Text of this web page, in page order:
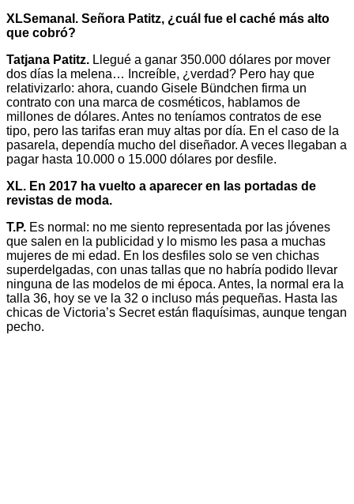
XLSemanal. Señora Patitz, ¿cuál fue el caché más alto
que cobró?
Tatjana Patitz. Llegué a ganar 350.000 dólares por mover
dos días la melena… Increíble, ¿verdad? Pero hay que
relativizarlo: ahora, cuando Gisele Bündchen firma un
contrato con una marca de cosméticos, hablamos de
millones de dólares. Antes no teníamos contratos de ese
tipo, pero las tarifas eran muy altas por día. En el caso de la
pasarela, dependía mucho del diseñador. A veces llegaban a
pagar hasta 10.000 o 15.000 dólares por desfile.
XL. En 2017 ha vuelto a aparecer en las portadas de
revistas de moda.
T.P. Es normal: no me siento representada por las jóvenes
que salen en la publicidad y lo mismo les pasa a muchas
mujeres de mi edad. En los desfiles solo se ven chichas
superdelgadas, con unas tallas que no habría podido llevar
ninguna de las modelos de mi época. Antes, la normal era la
talla 36, hoy se ve la 32 o incluso más pequeñas. Hasta las
chicas de Victoria’s Secret están flaquísimas, aunque tengan
pecho.